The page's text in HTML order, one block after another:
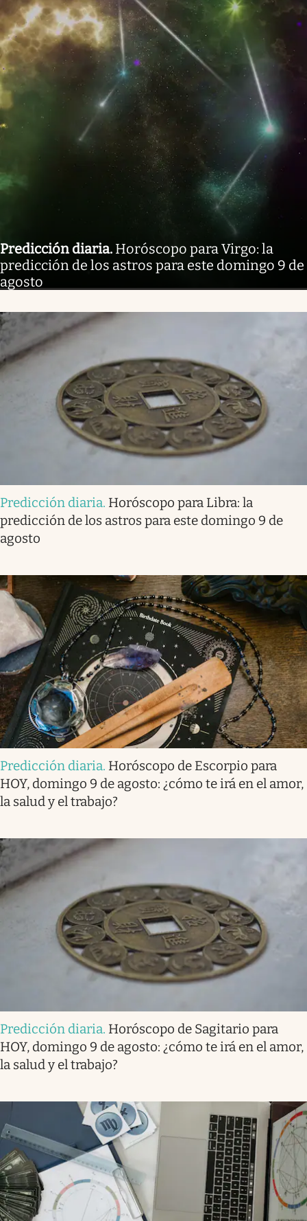
Predicción diaria. Horóscopo para Virgo: la
predicción de los astros para este domingo 9 de
agosto
Predicción diaria. Horóscopo para Libra: la
predicción de los astros para este domingo 9 de
agosto
Predicción diaria. Horóscopo de Escorpio para
HOY, domingo 9 de agosto: ¿cómo te irá en el amor,
la salud y el trabajo?
Predicción diaria. Horóscopo de Sagitario para
HOY, domingo 9 de agosto: ¿cómo te irá en el amor,
la salud y el trabajo?